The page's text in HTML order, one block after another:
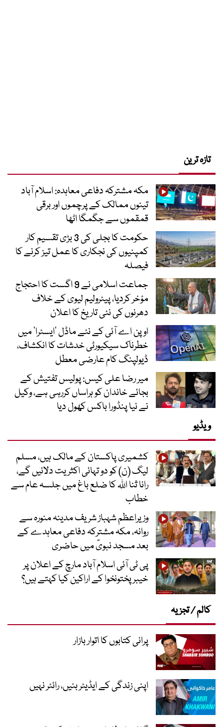
تازہ ترین
مکہ مشترکہ دفاعی معاہدہ: اسلام آباد
تینوں ممالک کے پرچموں اور برقی
قمقموں سے جگمگا اٹھا
حکومت کا بجلی کی 3 بڑی تقسیم کار
کمپنیوں کی نجکاری کا عمل تیز کرنے کا
فیصلہ
جماعت اسلامی نے 9 اگست کا احتجاج
مؤخر کردیا، پیٹرولیم لیوی کے خلاف
دھرنوں کی نئی تاریخ کا اعلان
اوپن اے آئی کے نئے ماڈل ’ایسٹرا‘ میں
خطرناک سیکیورٹی خدشات کا انکشاف،
ڈیولپنگ کام عارضی معطل
میر رضا علی کیس: پولیس تفتیش کے
بجائے خاندان کو ہراساں کررہی ہے، وکیل
نے نیا پنڈورا باکس کھول دیا
ویڈیو
کشمیری پاکستان کے مالک ہیں، مسلم
لیگ (ن) کو دو تہائی اکثریت دلائیں گے،
رانا ثنا اللہ کا ضلع باغ میں جلسہ عام سے
خطاب
وزیراعظم شہباز شریف مدینہ منورہ سے
روانہ، مکہ مشترکہ دفاعی معاہدے کے
بعد مسجد نبویؐ میں حاضری
پی ٹی آئی اسلام آباد مارچ کے اعلان پر
خیبر پختونخوا کے اراکین کیا کہتے ہیں؟
کالم / تجزیہ
پرانی کتابوں کا اتوار بازار
اپنی زندگی کے ایڈیٹر بنیں، رائٹر نہیں